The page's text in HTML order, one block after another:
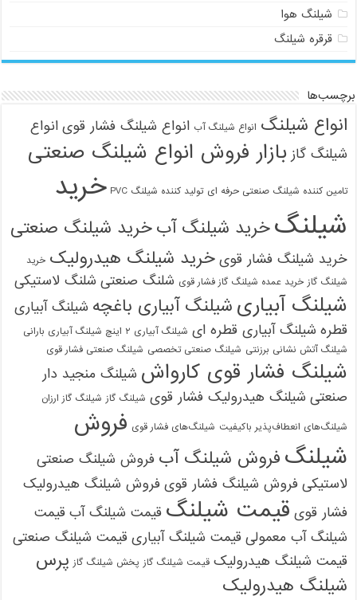
شیلنگ هوا
قرقره شیلنگ
برچسب‌ها
انواع شیلنگ انواع شیلنگ آب انواع شیلنگ فشار قوی انواع
شیلنگ گاز بازار فروش انواع شیلنگ صنعتی
تامین کننده شیلنگ صنعتی حرفه ای تولید کننده شیلنگ PVC
خرید
شیلنگخرید شیلنگ آبخرید شیلنگ صنعتی
خرید شیلنگ فشار قوی خرید شیلنگ هیدرولیک خرید
شیلنگ گاز خرید عمده شیلنگ گاز فشار قوی شلنگ صنعتی شلنگ لاستیکی
شیلنگ آبیاری شیلنگ آبیاری باغچه شیلنگ آبیاری
قطره شیلنگ آبیاری قطره ای شیلنگ آبیاری ۲ اینچ شیلنگ آبیاری بارانی
شیلنگ آتش نشانی برزنتی شیلنگ صنعتی تخصصی شیلنگ صنعتی فشار قوی
شیلنگ فشار قوی کارواش شیلنگ منجید دار
صنعتی شیلنگ هیدرولیک فشار قوی شیلنگ گاز شیلنگ گاز ارزان
شیلنگ‌های انعطاف‌پذیر باکیفیت شیلنگ‌های فشار قوی فروش
شیلنگ فروش شیلنگ آب فروش شیلنگ صنعتی
لاستیکی فروش شیلنگ فشار قوی فروش شیلنگ هیدرولیک
فشار قوی قیمت شیلنگ قیمت شیلنگ آب قیمت
شیلنگ آب معمولی قیمت شیلنگ آبیاری قیمت شیلنگ صنعتی
قیمت شیلنگ هیدرولیک قیمت شیلنگ گاز پخش شیلنگ گاز پرس
شیلنگ هیدرولیک